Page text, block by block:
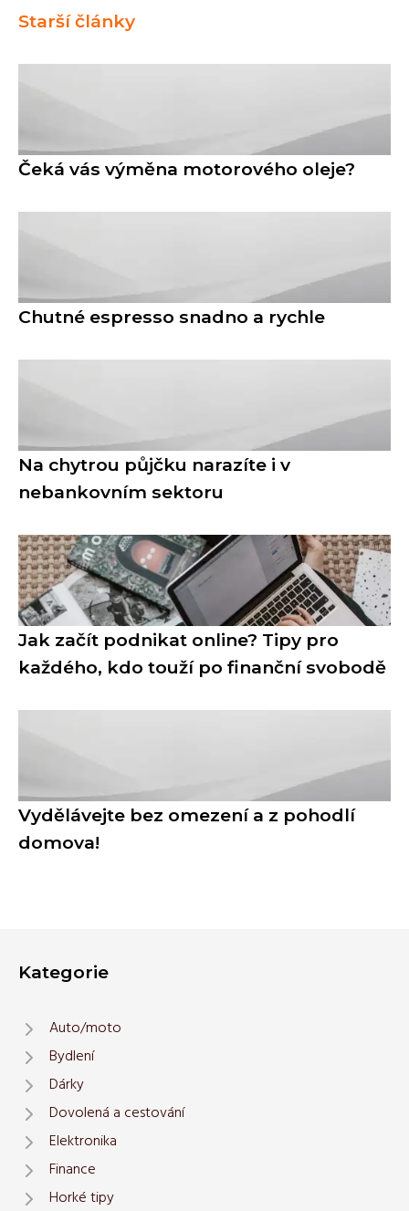
Starší články
Čeká vás výměna motorového oleje?
Chutné espresso snadno a rychle
Na chytrou půjčku narazíte i v
nebankovním sektoru
Jak začít podnikat online? Tipy pro
každého, kdo touží po finanční svobodě
Vydělávejte bez omezení a z pohodlí
domova!
Kategorie
Auto/moto
Bydlení
Dárky
Dovolená a cestování
Elektronika
Finance
Horké tipy